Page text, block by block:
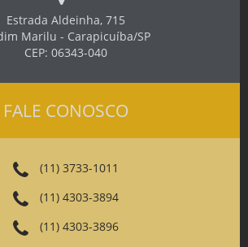
FALE CONOSCO
Estrada Aldeinha, 715
Marilu - Carapicuíba/SP
CEP: 06343-040
(11) 3733-1011
(11) 4303-3894
(11) 4303-3896